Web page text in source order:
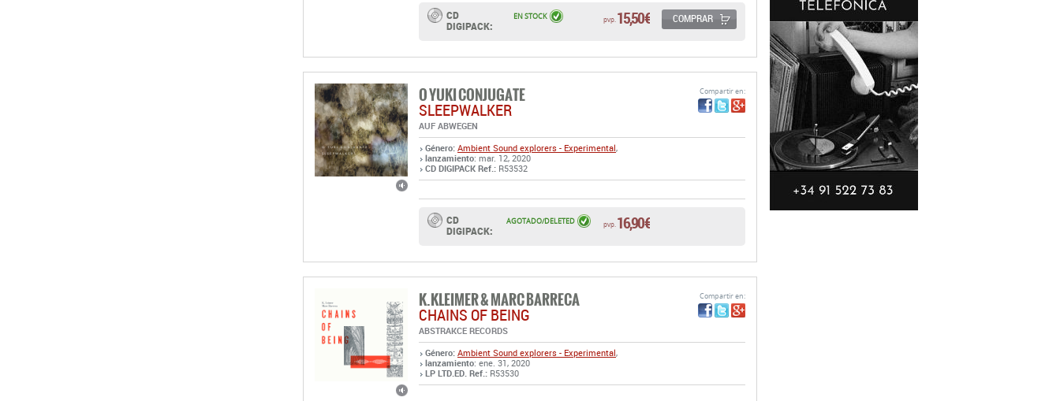
CD
DIGIPACK:
pvp. 15,50 €
EN STOCK COMPRAR
O YUKI CONJUGATE
SLEEPWALKER
AUF ABWEGEN
Género: Ambient Sound explorers - Experimental,
lanzamiento: mar. 12, 2020
CD DIGIPACK Ref.: R53532
Compartir en:
CD
DIGIPACK:
pvp. 16,90 €
AGOTADO/DELETED
K.KLEIMER & MARC BARRECA
CHAINS OF BEING
ABSTRAKCE RECORDS
Género: Ambient Sound explorers - Experimental,
lanzamiento: ene. 31, 2020
LP LTD.ED. Ref.: R53530
Compartir en: